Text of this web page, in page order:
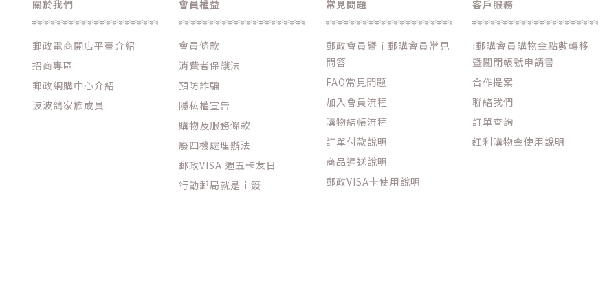
關於我們
郵政電商開店平臺介紹
招商專區
郵政網購中心介紹
波波鴿家族成員
會員權益
會員條款
消費者保護法
預防詐騙
隱私權宣告
購物及服務條款
廢四機處理辦法
郵政VISA 週五卡友日
行動郵局就是ｉ簽
常見問題
郵政會員暨ｉ郵購會員常見
問答
FAQ常見問題
加入會員流程
購物結帳流程
訂單付款說明
商品運送說明
郵政VISA卡使用說明
客戶服務
i郵購會員購物金點數轉移
暨關閉帳號申請書
合作提案
聯絡我們
訂單查詢
紅利購物金使用說明